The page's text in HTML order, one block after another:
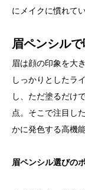
にメイクに慣れて
眉ペンシル
眉は顔の印象を大
しっかりとしたラ
し、ただ塗るだけ
点。そこで注目し
かに発色する高機
眉ペンシル選びの